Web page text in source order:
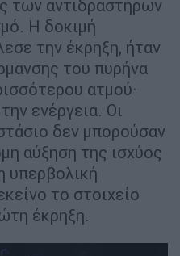
των αντιδραστήρων
Η δοκιμή
την έκρηξη, ήταν
του πυρήνα
ατμού·
ενέργεια. Οι
δεν μπορούσαν
αύξηση της ισχύος
υπερβολική
το στοιχείο
έκρηξη.